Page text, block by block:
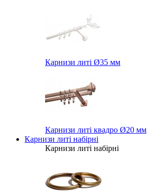
Карнизи литі Ø35 мм
Карнизи литі квадро Ø20 мм
Карнизи литі набірні
Карнизи литі набірні